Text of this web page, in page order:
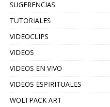
SUGERENCIAS
TUTORIALES
VIDEOCLIPS
VIDEOS
VIDEOS EN VIVO
VIDEOS ESPIRITUALES
WOLFPACK ART